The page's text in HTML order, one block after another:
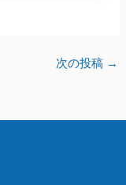
次の投稿 →